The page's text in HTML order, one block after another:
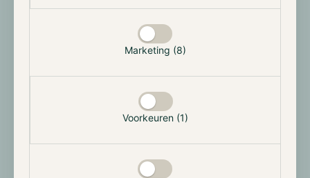
Marketing (8)
Voorkeuren (1)
de periode van oktober 2025 t/m februari 2026. Voor
het DNMN gaat dit om het rendement van maart 2025